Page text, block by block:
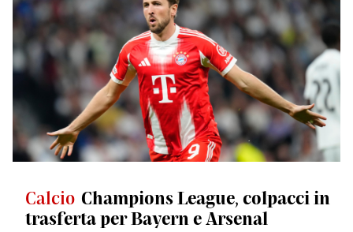
Calcio Champions League, colpacci in
trasferta per Bayern e Arsenal